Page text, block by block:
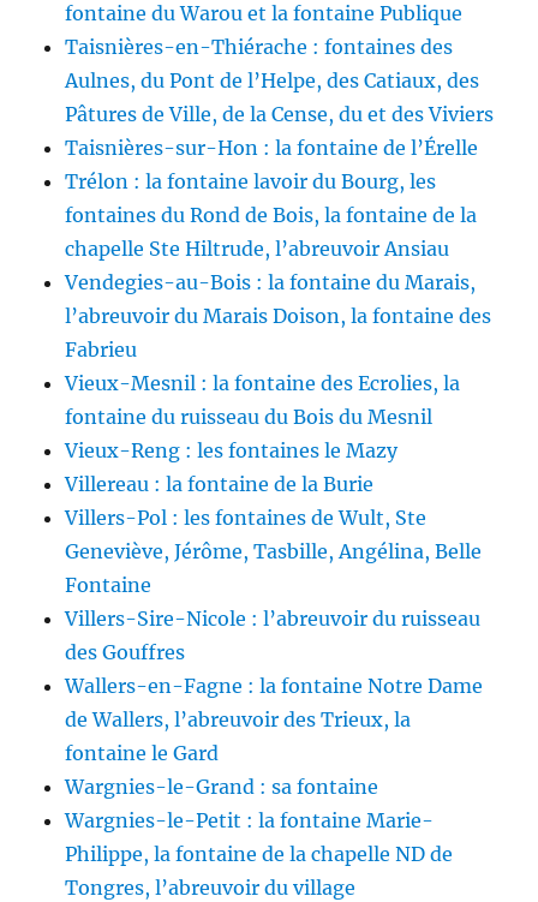
fontaine du Warou et la fontaine Publique
Taisnières-en-Thiérache : fontaines des
Aulnes, du Pont de l’Helpe, des Catiaux, des
Pâtures de Ville, de la Cense, du et des Viviers
Taisnières-sur-Hon : la fontaine de l’Érelle
Trélon : la fontaine lavoir du Bourg, les
fontaines du Rond de Bois, la fontaine de la
chapelle Ste Hiltrude, l’abreuvoir Ansiau
Vendegies-au-Bois : la fontaine du Marais,
l’abreuvoir du Marais Doison, la fontaine des
Fabrieu
Vieux-Mesnil : la fontaine des Ecrolies, la
fontaine du ruisseau du Bois du Mesnil
Vieux-Reng : les fontaines le Mazy
Villereau : la fontaine de la Burie
Villers-Pol : les fontaines de Wult, Ste
Geneviève, Jérôme, Tasbille, Angélina, Belle
Fontaine
Villers-Sire-Nicole : l’abreuvoir du ruisseau
des Gouffres
Wallers-en-Fagne : la fontaine Notre Dame
de Wallers, l’abreuvoir des Trieux, la
fontaine le Gard
Wargnies-le-Grand : sa fontaine
Wargnies-le-Petit : la fontaine Marie-
Philippe, la fontaine de la chapelle ND de
Tongres, l’abreuvoir du village